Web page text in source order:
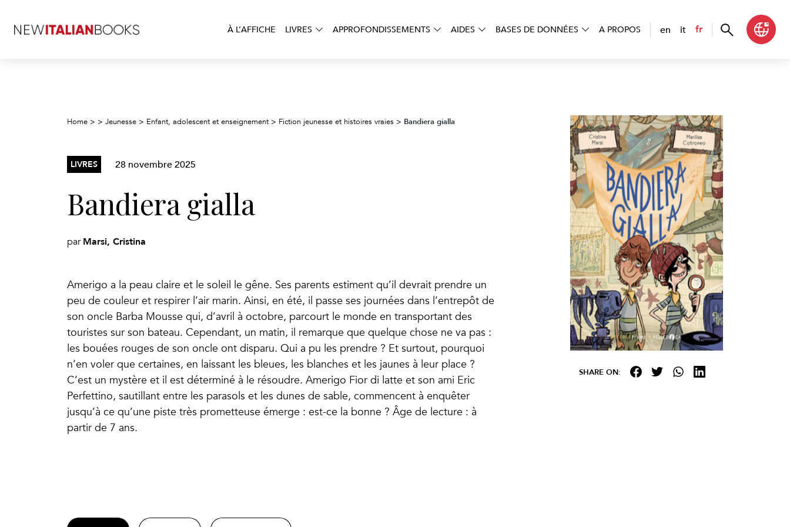
À L’AFFICHE LIVRES APPROFONDISSEMENTS AIDES BASES DE DONNÉES A PROPOS en it fr
Home > > Jeunesse > Enfant, adolescent et enseignement > Fiction jeunesse et histoires vraies > Bandiera gialla
LIVRES 28 novembre 2025
Bandiera gialla
par Marsi, Cristina
Amerigo a la peau claire et le soleil le gêne. Ses parents estiment qu’il devrait prendre un
peu de couleur et respirer l’air marin. Ainsi, en été, il passe ses journées dans l’entrepôt de
son oncle Barba Mousse qui, d’avril à octobre, parcourt le monde en transportant des
touristes sur son bateau. Cependant, un matin, il remarque que quelque chose ne va pas :
les bouées rouges de son oncle ont disparu. Qui a pu les prendre ? Et surtout, pourquoi
n’en voler que certaines, en laissant les bleues, les blanches et les jaunes à leur place ?
C’est un mystère et il est déterminé à le résoudre. Amerigo Fior di latte et son ami Eric
Perfettino, sautillant entre les parasols et les dunes de sable, commencent à enquêter
jusqu’à ce qu’une piste très prometteuse émerge : est-ce la bonne ? Âge de lecture : à
partir de 7 ans.
SHARE ON: